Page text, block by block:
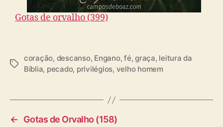
Gotas de orvalho (399)
T
coração, descanso, Engano,fé,graça, leitura da
Bíblia, pecado, privilégios, velho homem
←
Gotas de Orvalho (158)